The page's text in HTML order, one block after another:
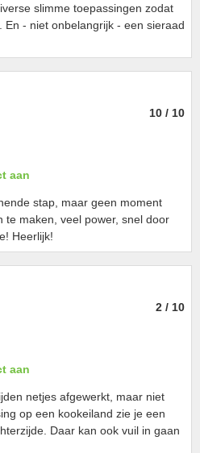
slimme toepassingen zodat
En - niet onbelangrijk - een sieraad
10 / 10
aan
stap, maar geen moment
te maken, veel power, snel door
Heerlijk!
2 / 10
aan
netjes afgewerkt, maar niet
op een kookeiland zie je een
Daar kan ook vuil in gaan